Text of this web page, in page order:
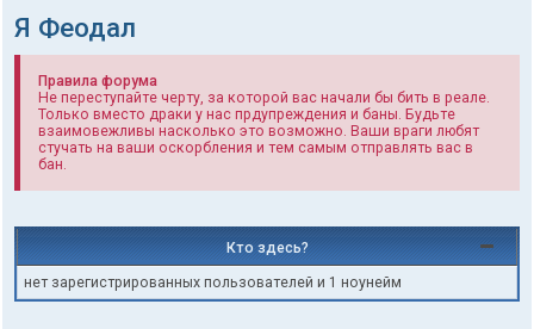
Я Феодал
Правила форума
Не переступайте черту, за которой вас начали бы бить в реале.
Только вместо драки у нас прдупреждения и баны. Будьте
взаимовежливы насколько это возможно. Ваши враги любят
стучать на ваши оскорбления и тем самым отправлять вас в
бан.
Кто здесь?
нет зарегистрированных пользователей и 1 ноунейм